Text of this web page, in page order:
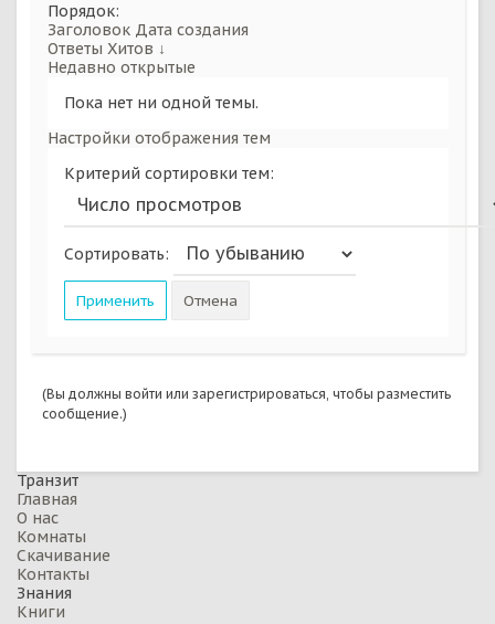
Порядок:
Заголовок Дата создания
Ответы Хитов ↓
Недавно открытые
Пока нет ни одной темы.
Настройки отображения тем
Критерий сортировки тем:
Сортировать:
(Вы должны войти или зарегистрироваться, чтобы разместить
сообщение.)
Транзит
Главная
О нас
Комнаты
Скачивание
Контакты
Знания
Книги